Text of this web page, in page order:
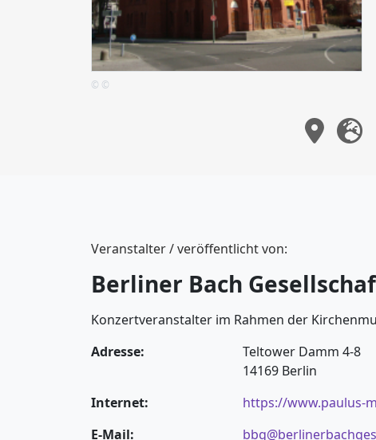
© ©
Veranstalter / veröffentlicht von:
Berliner Bach
Konzertveranstalter im Rahmen der
Adresse:
Teltower Damm 4-8
14169 Berlin
Internet:
https://www.paulus-
E-Mail: